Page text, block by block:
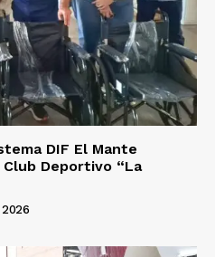
DIF El Mante
Deportivo “La